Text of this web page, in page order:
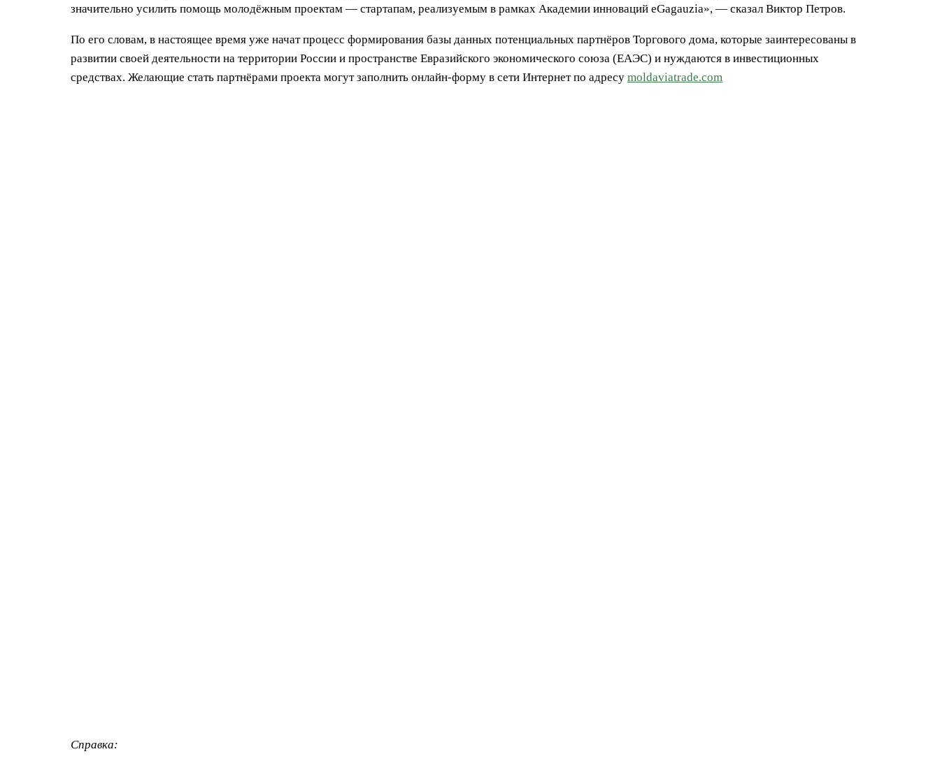
значительно усилить помощь молодёжным проектам — стартапам, реализуемым в рамках Академии инноваций eGagauzia», — сказал Виктор Петров.
По его словам, в настоящее время уже начат процесс формирования базы данных потенциальных партнёров Торгового дома, которые заинтересованы в
развитии своей деятельности на территории России и пространстве Евразийского экономического союза (ЕАЭС) и нуждаются в инвестиционных
средствах. Желающие стать партнёрами проекта могут заполнить онлайн-форму в сети Интернет по адресу moldaviatrade.com
Справка: